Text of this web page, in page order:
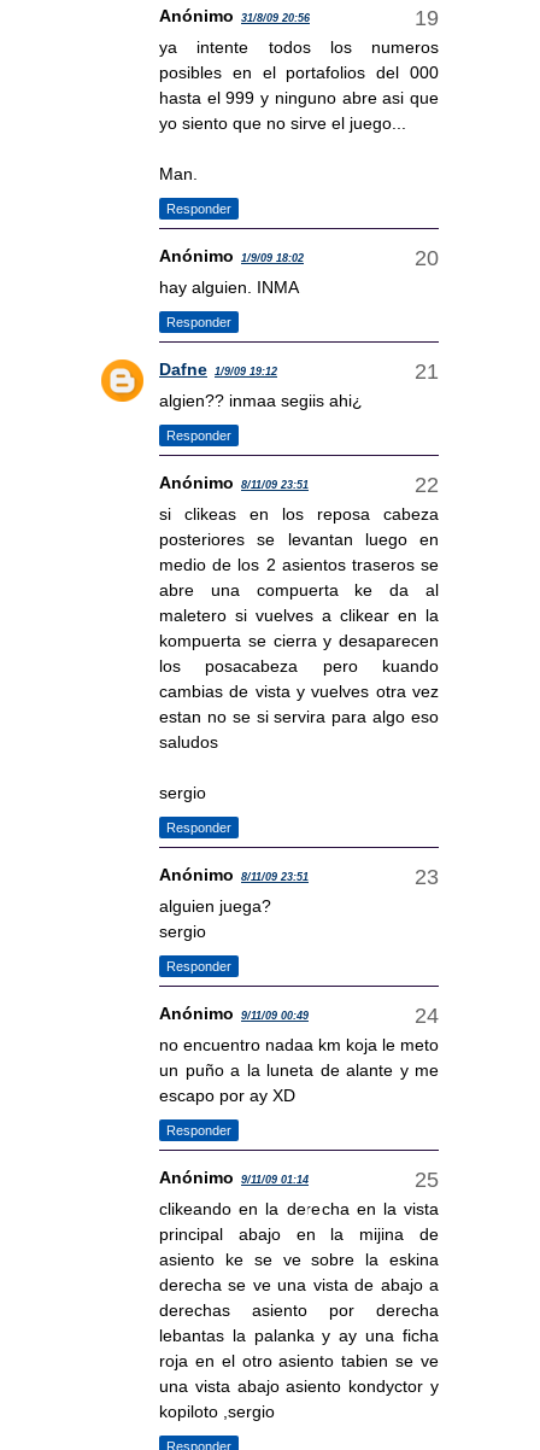
Anónimo 31/8/09 20:56
ya intente todos los numeros
posibles en el portafolios del 000
hasta el 999 y ninguno abre asi que
yo siento que no sirve el juego...
Man.
Responder
Anónimo 1/9/09 18:02
hay alguien. INMA
Responder
Dafne 1/9/09 19:12
algien?? inmaa segiis ahi¿
Responder
Anónimo 8/11/09 23:51
si clikeas en los reposa cabeza
posteriores se levantan luego en
medio de los 2 asientos traseros se
abre una compuerta ke da al
maletero si vuelves a clikear en la
kompuerta se cierra y desaparecen
los posacabeza pero kuando
cambias de vista y vuelves otra vez
estan no se si servira para algo eso
saludos
sergio
Responder
Anónimo 8/11/09 23:51
alguien juega?
sergio
Responder
Anónimo 9/11/09 00:49
no encuentro nadaa km koja le meto
un puño a la luneta de alante y me
escapo por ay XD
Responder
Anónimo 9/11/09 01:14
clikeando en la derecha en la vista
principal abajo en la mijina de
asiento ke se ve sobre la eskina
derecha se ve una vista de abajo a
derechas asiento por derecha
lebantas la palanka y ay una ficha
roja en el otro asiento tabien se ve
una vista abajo asiento kondyctor y
kopiloto ,sergio
Responder